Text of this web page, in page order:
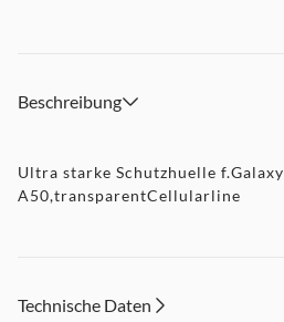
Beschreibung
Ultra starke Schutzhuelle f.Galaxy
A50,transparentCellularline
Technische Daten